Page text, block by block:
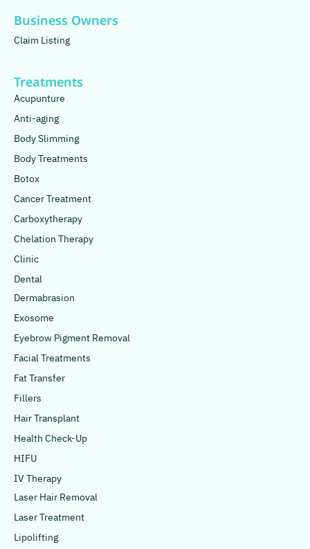
Business Owners
Claim Listing
Treatments
Acupunture
Anti-aging
Body Slimming
Body Treatments
Botox
Cancer Treatment
Carboxytherapy
Chelation Therapy
Clinic
Dental
Dermabrasion
Exosome
Eyebrow Pigment Removal
Facial Treatments
Fat Transfer
Fillers
Hair Transplant
Health Check-Up
HIFU
IV Therapy
Laser Hair Removal
Laser Treatment
Lipolifting